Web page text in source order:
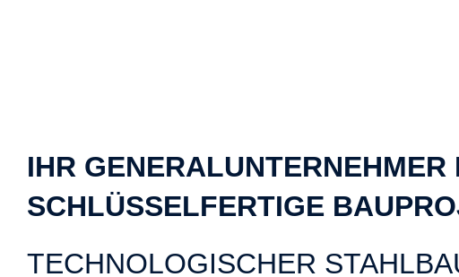
IHR GENERALUNTERNEHMER
SCHLÜSSELFERTIGE
TECHNOLOGISCHER